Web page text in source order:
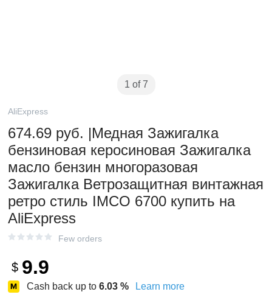
1 of 7
AliExpress
674.69 руб. |Медная Зажигалка
бензиновая керосиновая Зажигалка
масло бензин многоразовая
Зажигалка Ветрозащитная винтажная
ретро стиль IMCO 6700 купить на
AliExpress
Few orders
$ 9.9
Cash back up to 6.03 % Learn more